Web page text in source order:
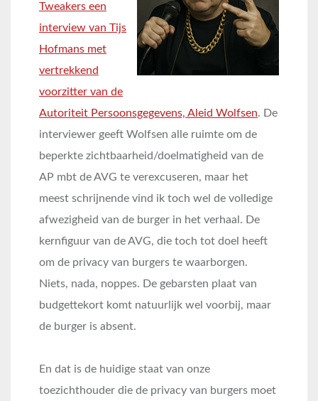
Tweakers een
interview van Tijs
Hofmans met
vertrekkend
voorzitter van de
Autoriteit Persoonsgegevens, Aleid Wolfsen. De
interviewer geeft Wolfsen alle ruimte om de
beperkte zichtbaarheid/doelmatigheid van de
AP mbt de AVG te verexcuseren, maar het
meest schrijnende vind ik toch wel de volledige
afwezigheid van de burger in het verhaal. De
kernfiguur van de AVG, die toch tot doel heeft
om de privacy van burgers te waarborgen.
Niets, nada, noppes. De gebarsten plaat van
budgettekort komt natuurlijk wel voorbij, maar
de burger is absent.
En dat is de huidige staat van onze
toezichthouder die de privacy van burgers moet